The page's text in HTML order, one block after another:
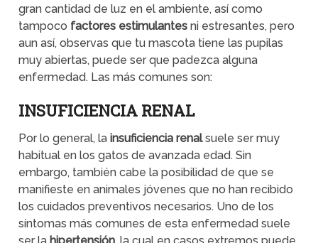
gran cantidad de luz en el ambiente, así como
tampoco factores estimulantes ni estresantes, pero
aun así, observas que tu mascota tiene las pupilas
muy abiertas, puede ser que padezca alguna
enfermedad. Las más comunes son:
INSUFICIENCIA RENAL
Por lo general, la insuficiencia renalsuele ser muy
habitual en los gatos de avanzada edad. Sin
embargo, también cabe la posibilidad de que se
manifieste en animales jóvenes que no han recibido
los cuidados preventivos necesarios. Uno de los
síntomas más comunes de esta enfermedad suele